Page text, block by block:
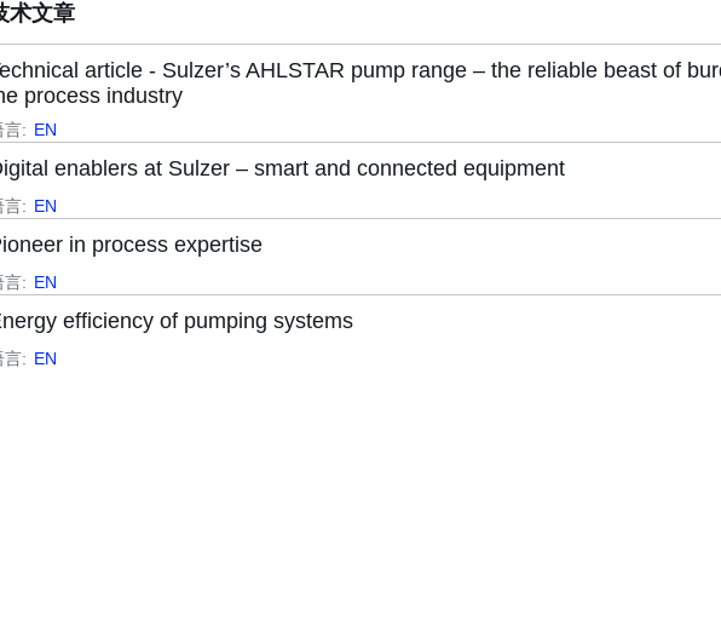
术文章
article - Sulzer’s AHLSTAR pump range – the reliable beast of
process industry
言: EN
enablers at Sulzer – smart and connected equipment
言: EN
in process expertise
言: EN
efficiency of pumping systems
言: EN